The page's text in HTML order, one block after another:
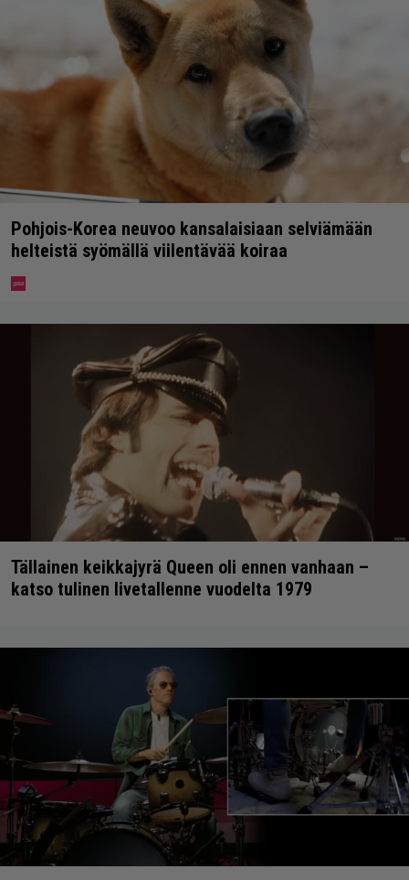
Pohjois-Korea neuvoo kansalaisiaan selviämään
helteistä syömällä viilentävää koiraa
Tällainen keikkajyrä Queen oli ennen vanhaan –
katso tulinen livetallenne vuodelta 1979